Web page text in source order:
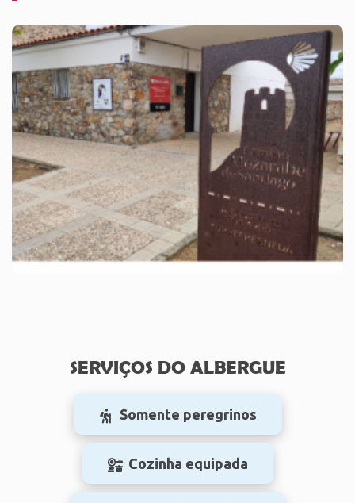
SERVIÇOS DO ALBERGUE
Somente peregrinos
Cozinha equipada